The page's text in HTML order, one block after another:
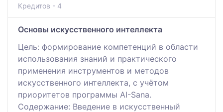
Кредитов - 4
Основы искусственного интеллекта
Цель: формирование компетенций в области
использования знаний и практического
применения инструментов и методов
искусственного интеллекта, с учётом
приоритетов программы AI-Sana.
Содержание: Введение в искусственный